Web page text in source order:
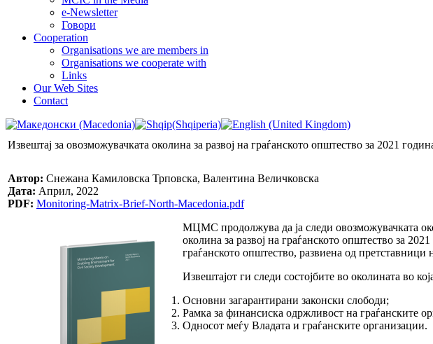
e-Newsletter
Говори
Cooperation
Organisations we are members in
Organisations we cooperate with
Links
Our Web Sites
Contact
Извештај за овозможувачката околина за развој на граѓанското општество за 2021
Автор: Снежана Камиловска Трповска, Валентина Величковска
Дата: Април, 2022
PDF: Monitoring-Matrix-Brief-North-Macedonia.pdf
МЦМС продолжува да ја следи овозможувачката
околина за развој на граѓанското општество за
граѓанското општество, развиена од
Извештајот ги следи состојбите во околината во
Основни загарантирани законски слободи;
Рамка за финансиска одржливост на граѓанските
Односот меѓу Владата и граѓанските организации.